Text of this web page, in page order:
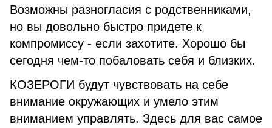
Возможны разногласия с родственниками,
но вы довольно быстро придете к
компромиссу - если захотите. Хорошо бы
сегодня чем-то побаловать себя и близких.
КОЗЕРОГИ будут чувствовать на себе
внимание окружающих и умело этим
вниманием управлять. Здесь для вас самое